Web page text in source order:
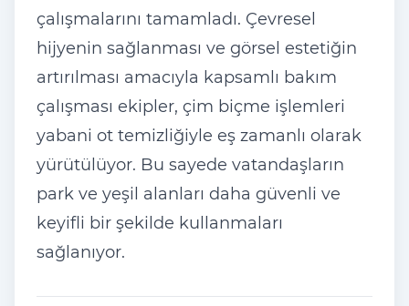
çalışmalarını tamamladı. Çevresel
hijyenin sağlanması ve görsel estetiğin
artırılması amacıyla kapsamlı bakım
çalışması ekipler, çim biçme işlemleri
yabani ot temizliğiyle eş zamanlı olarak
yürütülüyor. Bu sayede vatandaşların
park ve yeşil alanları daha güvenli ve
keyifli bir şekilde kullanmaları
sağlanıyor.